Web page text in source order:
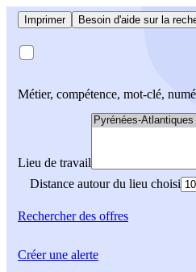
Imprimer Besoin d'aide sur la
Métier, compétence, mot-clé,
Lieu de travail
Distance autour du lieu choisi
Rechercherdes offres
Créer une alerte